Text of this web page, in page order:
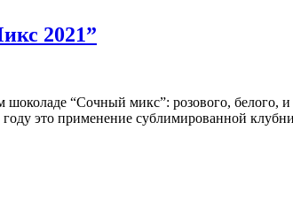
2021”
“Сочный микс”: розового,
это применение сублимированной